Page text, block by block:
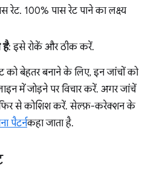
रेट. 100% पास रेट पाने का लक्ष्य
है: इसे रोकें और ठीक करें.
बेहतर बनाने के लिए, इन जांचों को
में जोड़ने पर विचार करें. अगर जांचें
से कोशिश करें. सेल्फ़-करेक्शन के
पैटर्नकहा जाता है.